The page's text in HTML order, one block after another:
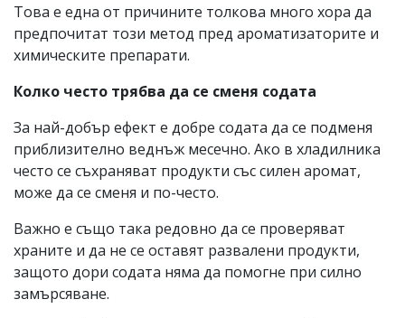
Това е една от причините толкова много хора да
предпочитат този метод пред ароматизаторите и
химическите препарати.
Колко често трябва да се сменя содата
За най-добър ефект е добре содата да се подменя
приблизително веднъж месечно. Ако в хладилника
често се съхраняват продукти със силен аромат,
може да се сменя и по-често.
Важно е също така редовно да се проверяват
храните и да не се оставят развалени продукти,
защото дори содата няма да помогне при силно
замърсяване.